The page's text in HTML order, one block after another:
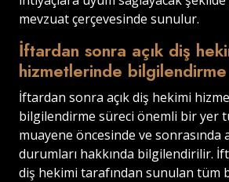
mevzuat çerçevesinde sunulur.
İftardan sonra açık diş
hizmetlerinde
İftardan sonra açık diş hekimi
bilgilendirme süreci önemli bir yer
muayene öncesinde ve sonrasında
durumları hakkında bilgilendirilir.
diş hekimi tarafından sunulan tüm